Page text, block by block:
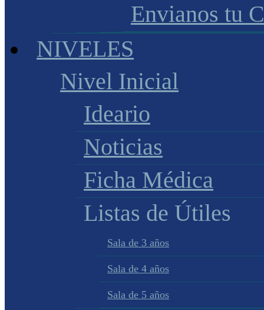
Envianos tu
NIVELES
Nivel Inicial
Ideario
Noticias
Ficha Médica
Listas de Útiles
Sala de 3 años
Sala de 4 años
Sala de 5 años